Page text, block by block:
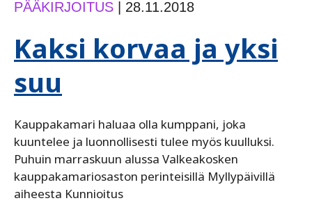
PÄÄKIRJOITUS 28.11.2018
Kaksi korvaa ja yksi
suu
Kauppakamari haluaa olla kumppani, joka
kuuntelee ja luonnollisesti tulee myös kuulluksi.
Puhuin marraskuun alussa Valkeakosken
kauppakamariosaston perinteisillä Myllypäivillä
aiheesta Kunnioitus